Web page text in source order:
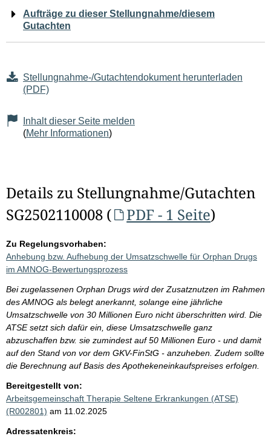
Aufträge zu dieser Stellungnahme/diesem
Gutachten
Stellungnahme-/Gutachtendokument herunterladen
(PDF)
Inhalt dieser Seite melden
(Mehr Informationen)
Details zu Stellungnahme/Gutachten
SG2502110008 (
PDF - 1 Seite)
Zu Regelungsvorhaben:
Anhebung bzw. Aufhebung der Umsatzschwelle für Orphan Drugs
im AMNOG-Bewertungsprozess
Bei zugelassenen Orphan Drugs wird der Zusatznutzen im Rahmen
des AMNOG als belegt anerkannt, solange eine jährliche
Umsatzschwelle von 30 Millionen Euro nicht überschritten wird. Die
ATSE setzt sich dafür ein, diese Umsatzschwelle ganz
abzuschaffen bzw. sie zumindest auf 50 Millionen Euro - und damit
auf den Stand von vor dem GKV-FinStG - anzuheben. Zudem sollte
die Berechnung auf Basis des Apothekeneinkaufspreises erfolgen.
Bereitgestellt von:
Arbeitsgemeinschaft Therapie Seltene Erkrankungen (ATSE)
(R002801) am 11.02.2025
Adressatenkreis: